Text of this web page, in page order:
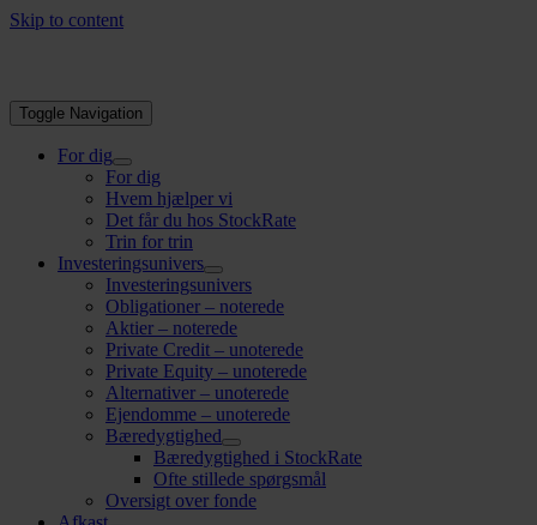
Skip to content
Toggle Navigation
For dig
For dig
Hvem hjælper vi
Det får du hos StockRate
Trin for trin
Investeringsunivers
Investeringsunivers
Obligationer – noterede
Aktier – noterede
Private Credit – unoterede
Private Equity – unoterede
Alternativer – unoterede
Ejendomme – unoterede
Bæredygtighed
Bæredygtighed i StockRate
Ofte stillede spørgsmål
Oversigt over fonde